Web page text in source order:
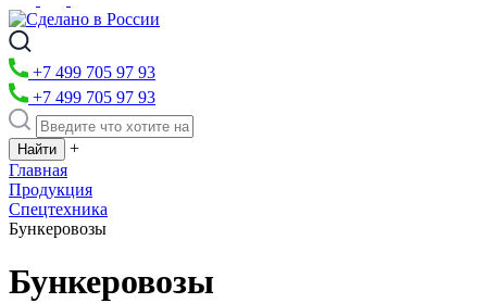
+7 499 705 97 93
+7 499 705 97 93
+
Главная
Продукция
Спецтехника
Бункеровозы
Бункеровозы